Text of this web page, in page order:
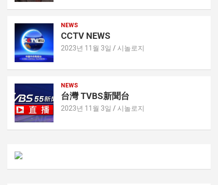
NEWS
CCTV NEWS
2023년 11월 3일 시놀로지
NEWS
台灣 TVBS新聞台
2023년 11월 3일 시놀로지